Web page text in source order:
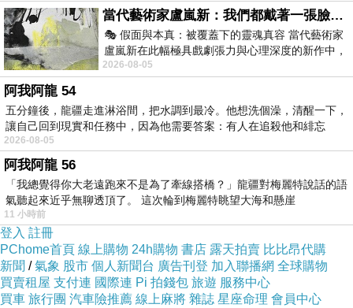
上一篇： 〈相思恨〉詩文/攝影 張威龍 金門日報2017/2/14
下一篇：〈祭酒〉詩文/塗鴉 張威龍 中華日報 2017/3/18刊登
威爾剛
2019-12-15 20:25:14
當代藝術家盧嵐新：我們都戴著一張臉，可真正的自己，總藏在那些被塗抹、被覆蓋的痕跡裡
🎭 假面與本真：被覆蓋下的靈魂真容 當代藝術家
盧嵐新在此幅極具戲劇張力與心理深度的新作中，
運用質感豐富的紙材肌理、墨痕與大膽的
2026-08-05
阿我阿龍 54
五分鐘後，龍疆走進淋浴間，把水調到最冷。他想洗個澡，清醒一下，
讓自己回到現實和任務中，因為他需要答案：有人在追殺他和緋忘
2026-08-05
阿我阿龍 56
「我總覺得你大老遠跑來不是為了牽線搭橋？」龍疆對梅麗特說話的語
氣聽起來近乎無聊透頂了。 這次輪到梅麗特眺望大海和懸崖
11 小時前
登入 註冊
PChome首頁 線上購物 24h購物 書店 露天拍賣 比比昂代購
新聞 /氣象 股市 個人新聞台 廣告刊登 加入聯播網 全球購物
買賣租屋 支付連 國際連 Pi 拍錢包 旅遊 服務中心
買車 旅行團 汽車險推薦 線上麻將 雜誌 星座命理 會員中心